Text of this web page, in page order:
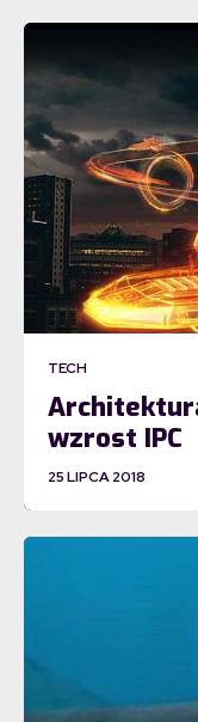
TECH
wzrost IPC
25 LIPCA 2018